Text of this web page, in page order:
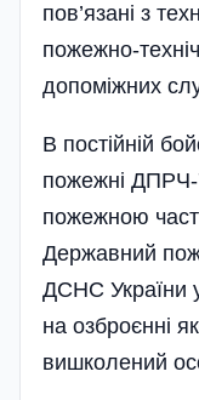
пов’язані з
пожежно-
допоміжних
В постійній
пожежні ДПРЧ-
пожежною
Державний
ДСНС України
на озброєнні
вишколений